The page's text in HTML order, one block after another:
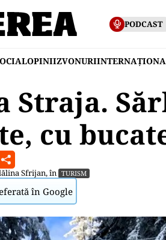
PODCAST
OPINIIZVONURI
Straja.
cu
Sfrijan, în TURISM
în Google